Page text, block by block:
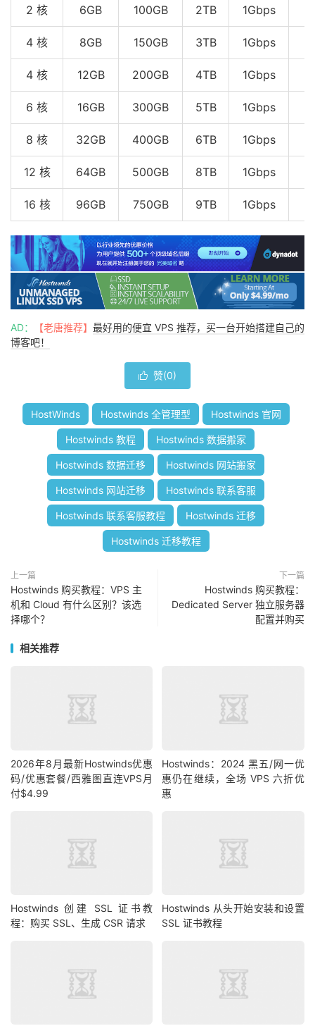
2 核 6GB 100GB 2TB 1Gbps
4 核 8GB 150GB 3TB 1Gbps
4 核 12GB 200GB 4TB 1Gbps
6 核 16GB 300GB 5TB 1Gbps
8 核 32GB 400GB 6TB 1Gbps
12 核 64GB 500GB 8TB 1Gbps
16 核 96GB 750GB 9TB 1Gbps
AD： 【老唐推荐】 最好用的便宜 VPS 推荐，买一台开始搭建自己的
博客吧！
 赞(0)
HostWinds Hostwinds 全管理型 Hostwinds 官网
Hostwinds 教程 Hostwinds 数据搬家
Hostwinds 数据迁移 Hostwinds 网站搬家
Hostwinds 网站迁移 Hostwinds 联系客服
Hostwinds 联系客服教程 Hostwinds 迁移
Hostwinds 迁移教程
上一篇
Hostwinds 购买教程：VPS 主
机和 Cloud 有什么区别？该选
择哪个？
下一篇
Hostwinds 购买教程：
Dedicated Server 独立服务器
配置并购买
相关推荐
2026年8月最新Hostwinds优惠
码/优惠套餐/西雅图直连VPS月
付$4.99
Hostwinds：2024 黑五/网一优
惠仍在继续，全场 VPS 六折优
惠
Hostwinds 创建 SSL 证书教
程：购买 SSL、生成 CSR 请求
Hostwinds 从头开始安装和设置
SSL 证书教程